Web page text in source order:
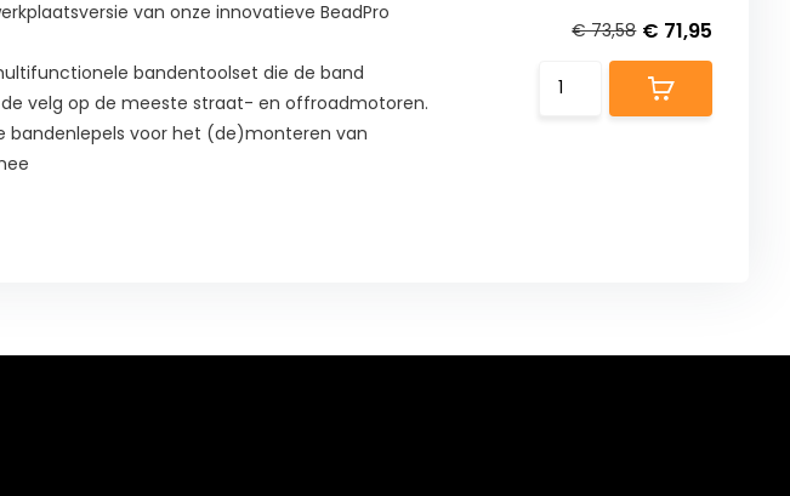
van onze innovatieve BeadPro
bandentoolset die de band
velg op de meeste straat- en offroadmotoren.
bandenlepels voor het (de)monteren van
€ 73,58 € 71,95